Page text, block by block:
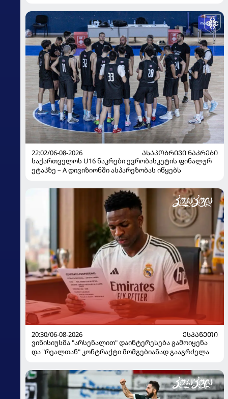
22:02/06-08-2026
ᲐᲡᲐᲙᲝᲑᲠᲘᲕᲘ ᲜᲐᲙᲠᲔᲑᲘ
საქართველოს U16 ნაკრები ევრობასკეტის ფინალურ
ეტაპზე – A დივიზიონში ასპარეზობას იწყებს
20:30/06-08-2026
ᲔᲡᲞᲐᲜᲔᲗᲘ
ვინისიუსმა "არსენალით" დაინტერესება გამოიყენა
და "რეალთან" კონტრაქტი მომგებიანად გააგრძელა